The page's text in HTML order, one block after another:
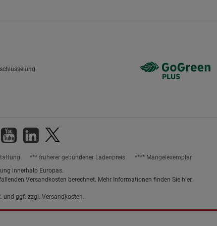
*** früherer gebundener Ladenpreis
**** Mängelexemplar
innerhalb Europas.
Versandkosten berechnet. Mehr Informationen finden Sie hier.
und ggf. zzgl. Versandkosten.